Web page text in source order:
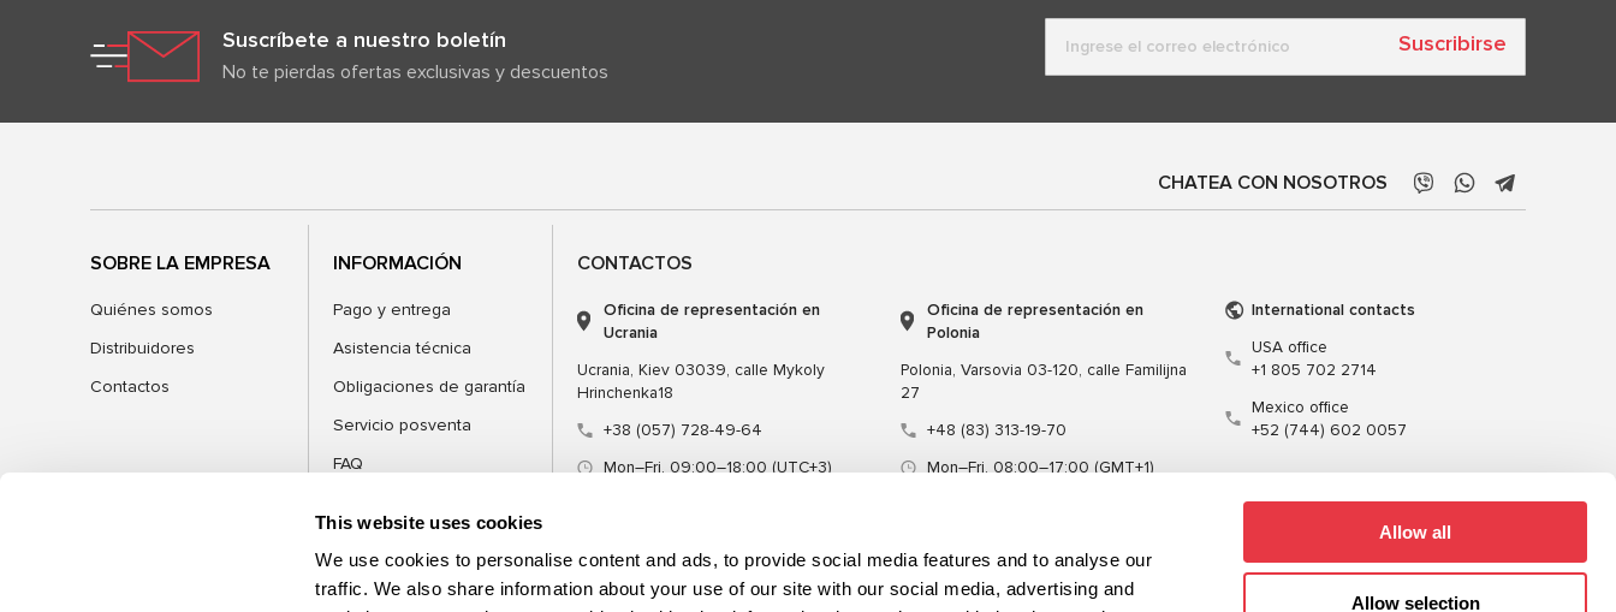
This website uses cookies
We use cookies to personalise content and ads, to provide social media features and to analyse our
traffic. We also share information about your use of our site with our social media, advertising and
Allow all
Allow selection
Suscríbete a nuestro boletín
No te pierdas ofertas exclusivas y descuentos
Suscribirse
CHATEA CON NOSOTROS
SOBRE LA EMPRESA
Quiénes somos
Distribuidores
Contactos
INFORMACIÓN
Pago y entrega
Asistencia técnica
Obligaciones de garantía
Servicio posventa
FAQ
CONTACTOS
Oficina de representación en
Ucrania
Ucrania, Kiev 03039, calle Mykoly
Hrinchenka18
+38 (057) 728-49-64
Mon–Fri, 09:00–18:00 (UTC+3)
Oficina de representación en
Polonia
Polonia, Varsovia 03-120, calle Familijna
27
+48 (83) 313-19-70
Mon–Fri, 08:00–17:00 (GMT+1)
International contacts
USA office
+1 805 702 2714
Mexico office
+52 (744) 602 0057